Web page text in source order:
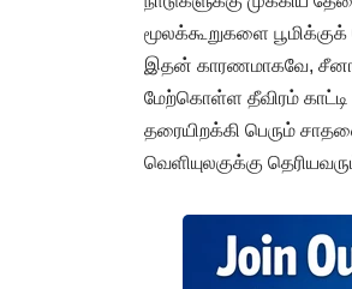
மூலக்கூறுகளை
இதன் காரணமாகவே, சீனா,
மேற்கொள்ள தீவிரம்
தரையிறக்கி பெரும்
வெளியுலகுக்கு